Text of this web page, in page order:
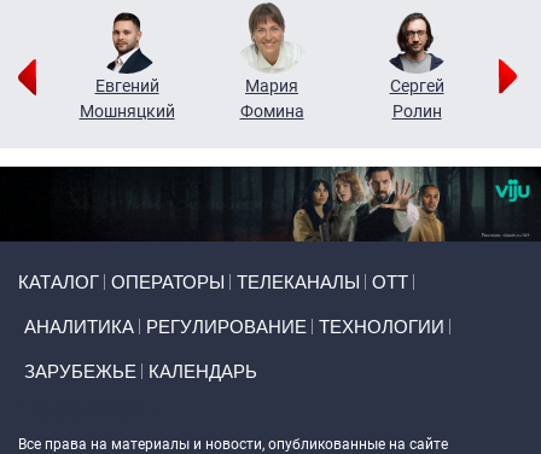
Евгений
Мошняцкий
Мария
Фомина
Сергей
Ролин
КАТАЛОГ ОПЕРАТОРЫ ТЕЛЕКАНАЛЫ ОТТ
АНАЛИТИКА РЕГУЛИРОВАНИЕ ТЕХНОЛОГИИ
ЗАРУБЕЖЬЕ КАЛЕНДАРЬ
Все права на материалы и новости, опубликованные на сайте